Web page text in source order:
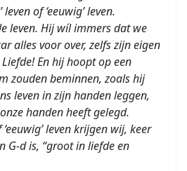
leven of ‘eeuwig’ leven.
leven. Hij wíl immers dat we
alles voor over, zelfs zijn eigen
En hij hoopt op een
zouden beminnen, zoals hij
leven in zijn handen leggen,
handen heeft gelegd.
‘eeuwig’ leven krijgen wij, keer
G-d is, “groot in liefde en